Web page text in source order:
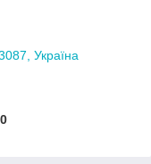
Україна